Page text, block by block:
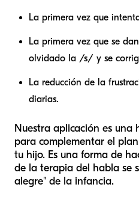
La primera vez que
La primera vez que se
olvidado la /s/ y se
La reducción de la
diarias.
Nuestra aplicación es una
para complementar el
tu hijo. Es una forma de
de la terapia del habla se
alegre" de la infancia.